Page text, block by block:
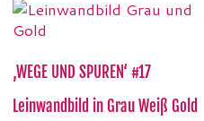
‚WEGE UND SPUREN‘ #17
Leinwandbild in Grau Weiß Gold